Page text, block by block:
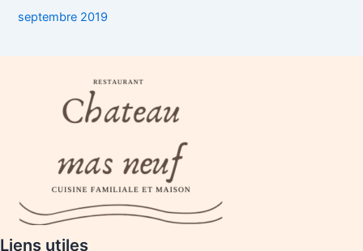
septembre 2019
Liens utiles